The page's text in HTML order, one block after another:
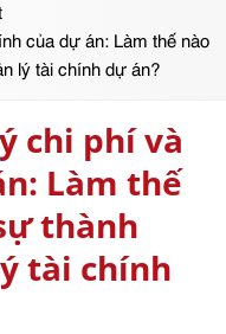
của dự án: Làm thế nào
lý tài chính dự án?
chi phí và
Làm thế
thành
tài chính